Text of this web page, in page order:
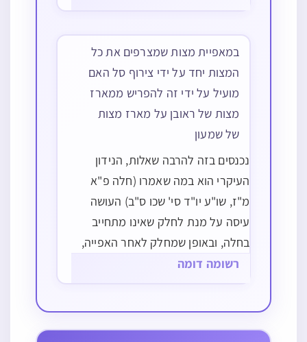
במאפיית מצות שמצרפים את כל
המצות יחד על ידי צירוף סל האם
מועיל על ידי זה להפריש ממארז
מצות של ראובן על מארז מצות
של שמעון
נכנסים בזה להרבה שאלות, הנידון
העיקרי הוא במה שאמרו (חלה פ"א
מ"ז, שו"ע יו"ד סי' שכו ס"ב) העושה
עיסה על מנת לחלק שאינו מתחייב
בחלה, ובאופן שמחלק לאחר האפייה,
אם בשעת אפייה לא יתחלק אינו חשוב
רשומה דומה
האם אפשר
הפריש חלה